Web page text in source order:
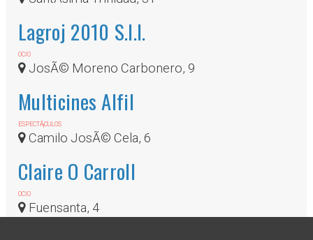
Lagroj 2010 S.l.l.
OCIO
JosÃ© Moreno Carbonero, 9
Multicines Alfil
ESPECTÃ¡CULOS
Camilo JosÃ© Cela, 6
Claire O Carroll
OCIO
Fuensanta, 4